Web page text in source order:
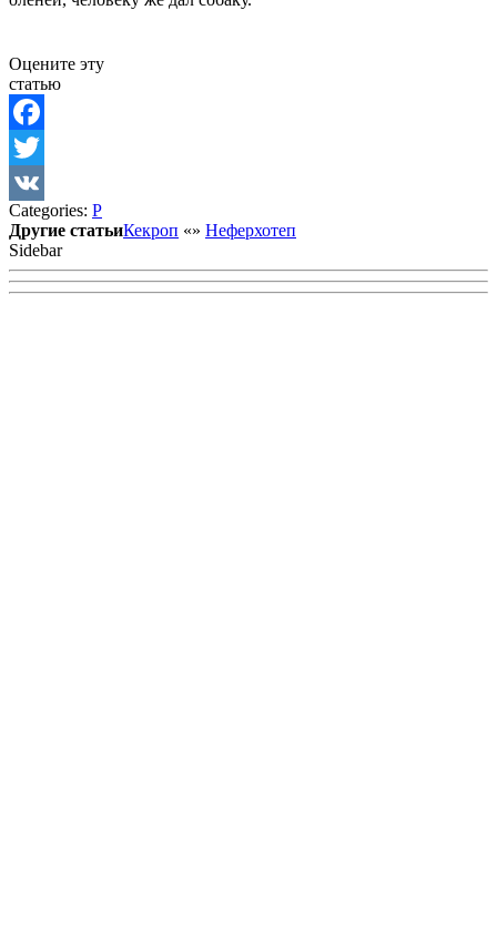
Оцените эту
статью
Facebook
Twitter
VK
Categories: Р
Другие статьиКекроп «» Неферхотеп
Sidebar